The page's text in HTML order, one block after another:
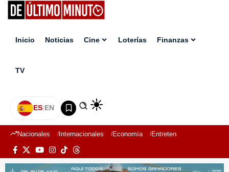
Inicio Noticias Cine Loterías Finanzas
TV
ES|EN
Nacionales Internacionales Economía Entretenimiento